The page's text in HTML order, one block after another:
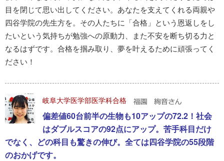
目を閉じて思い出してください。あなたを支えてくれる両親や
四谷学院の先生方を。その人たちに「合格」という恩返しをし
たいという気持ちが勉強への原動力、また不安を断ち切る力と
なるはずです。合格を掴み取り、夢を叶えるために頑張ってく
ださい！
岐阜大学医学部医学科合格
偏差値60台前半の生物も10アップの72.2！社会
はダブルスコアの92点にアップ。苦手科目だけ
でなく、どの科目も驚きの伸び。全ては四谷学院の55段階
のおかげです。